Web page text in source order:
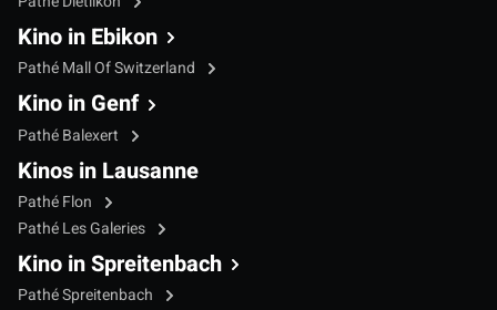
Kino in Ebikon
Pathé Mall Of Switzerland
Kino in Genf
Pathé Balexert
Kinos in Lausanne
Pathé Flon
Pathé Les Galeries
Kino in Spreitenbach
Pathé Spreitenbach